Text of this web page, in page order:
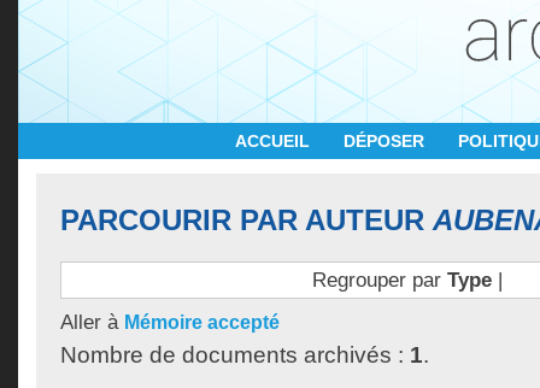
ACCUEIL DÉPOSER
PARCOURIR PAR AUTEUR
Regrouper par Type|
Aller à Mémoire accepté
Nombre de documents archivés : 1.